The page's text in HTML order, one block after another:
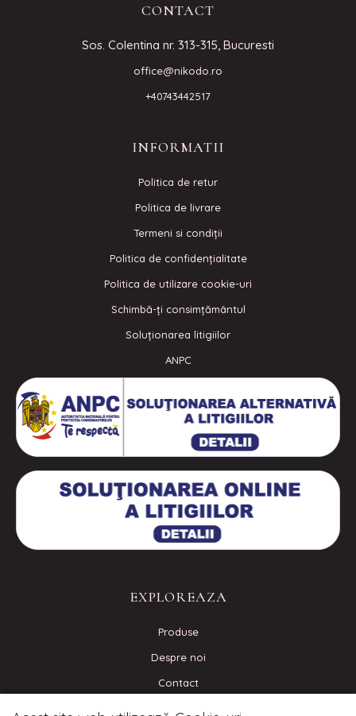
CONTACT
Sos. Colentina nr. 313-315, Bucuresti
office@nikodo.ro
+40743442517
INFORMATII
Politica de retur
Politica de livrare
Termeni si condiţii
Politica de confidenţialitate
Politica de utilizare cookie-uri
Schimbă-ți consimțământul
Soluționarea litigiilor
ANPC
EXPLOREAZA
Produse
Despre noi
Contact